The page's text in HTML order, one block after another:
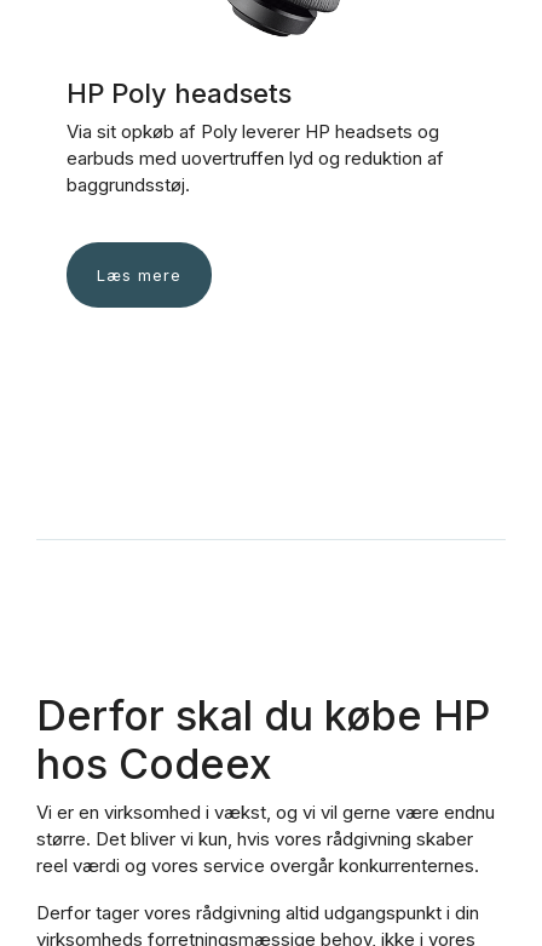
HP Poly headsets
Via sit opkøb af Poly leverer HP headsets og
earbuds med uovertruffen lyd og reduktion af
baggrundsstøj.
Læs mere
Derfor skal du købe HP
hos Codeex
Vi er en virksomhed i vækst, og vi vil gerne være endnu
større. Det bliver vi kun, hvis vores rådgivning skaber
reel værdi og vores service overgår konkurrenternes.
Derfor tager vores rådgivning altid udgangspunkt i din
virksomheds forretningsmæssige behov, ikke i vores